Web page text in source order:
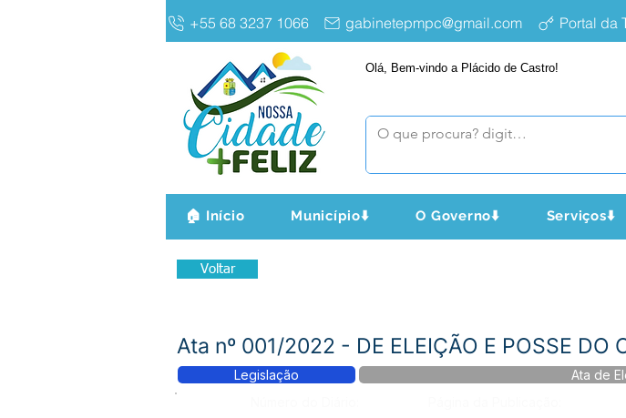
+55 68 3237 1066 gabinetepmpc@gmail.com Portal da
Olá, Bem-vindo a Plácido de Castro!
🏠 Início Município⬇️ O Governo⬇️ Serviços⬇️
Voltar
Ata nº 001/2022 - DE ELEIÇÃO E POSSE DO
Legislação
Ata de